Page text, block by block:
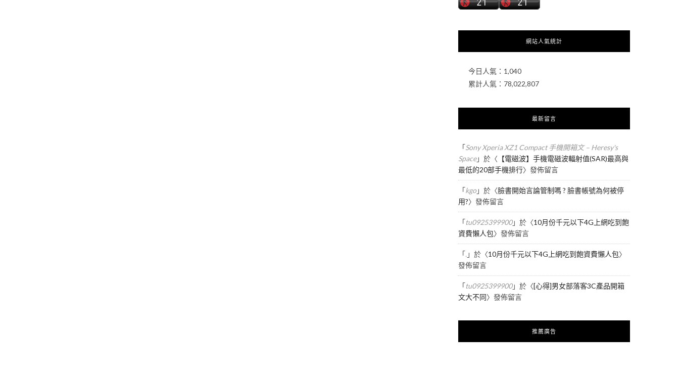
網站人氣統計
今日人氣： 1,040
累計人氣： 78,022,807
最新留言
「Sony Xperia XZ1 Compact 手機開箱文 – Heresy's
Space」於〈 【電磁波】手機電磁波輻射值(SAR)最高與
最低的20部手機排行〉發佈留言
「kgo」於〈臉書開始言論管制嗎 ? 臉書帳號為何被停
用?〉發佈留言
「tu0925399900」於〈10月份千元以下4G上網吃到飽
資費懶人包〉發佈留言
「.」於〈10月份千元以下4G上網吃到飽資費懶人包〉
發佈留言
「tu0925399900」於〈[心得]男女部落客3C產品開箱
文大不同〉發佈留言
推薦廣告